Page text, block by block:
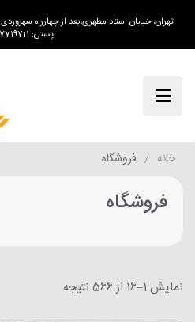
پستی: 1567719711
خانه فروشگاه
فروشگاه
نمایش 1–16 از 566 نتیجه